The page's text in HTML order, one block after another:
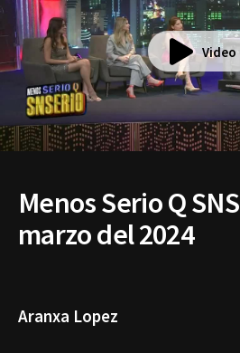
Video
Menos Serio Q
marzo del 2024
Aranxa Lopez